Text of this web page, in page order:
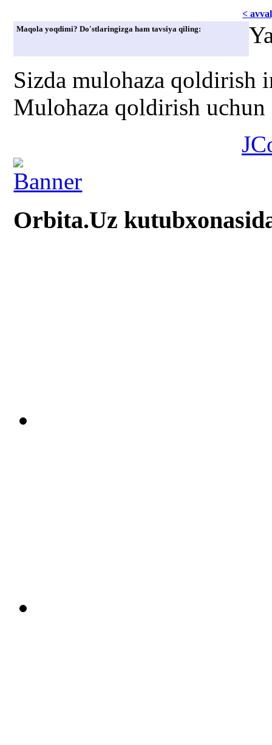
<
Maqola yoqdimi? Do'stlaringizga ham tavsiya qiling:
Sizda mulohaza qoldirish
Mulohaza qoldirish
Orbita.Uz